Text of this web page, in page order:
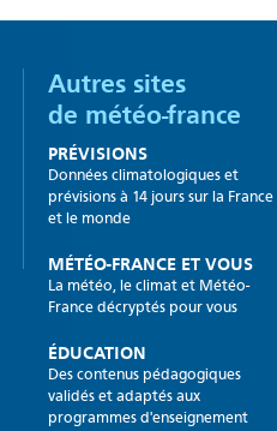
Autres sites
de météo-france
PRÉVISIONS
Données climatologiques et
prévisions à 14 jours sur la France
et le monde
MÉTÉO-FRANCE ET VOUS
La météo, le climat et Météo-
France décryptés pour vous
ÉDUCATION
Des contenus pédagogiques
validés et adaptés aux
programmes d'enseignement